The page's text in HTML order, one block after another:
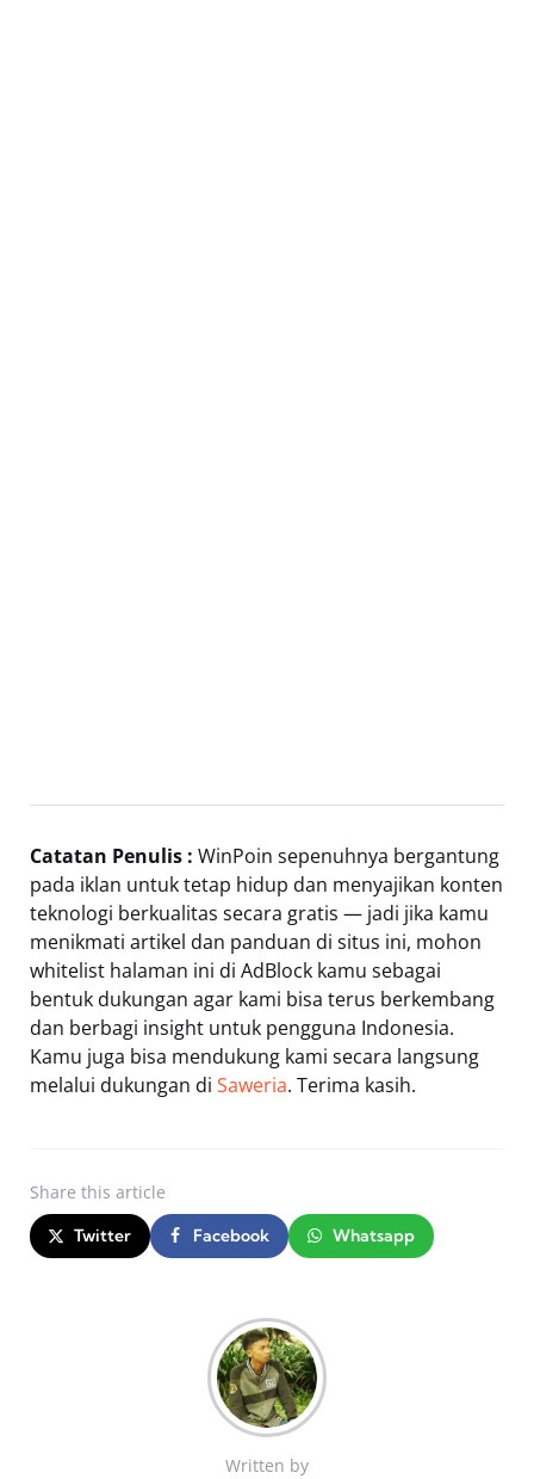
Catatan Penulis : WinPoin sepenuhnya bergantung
pada iklan untuk tetap hidup dan menyajikan konten
teknologi berkualitas secara gratis — jadi jika kamu
menikmati artikel dan panduan di situs ini, mohon
whitelist halaman ini di AdBlock kamu sebagai
bentuk dukungan agar kami bisa terus berkembang
dan berbagi insight untuk pengguna Indonesia.
Kamu juga bisa mendukung kami secara langsung
melalui dukungan di Saweria. Terima kasih.
Share this article
Twitter Facebook Whatsapp
Written by